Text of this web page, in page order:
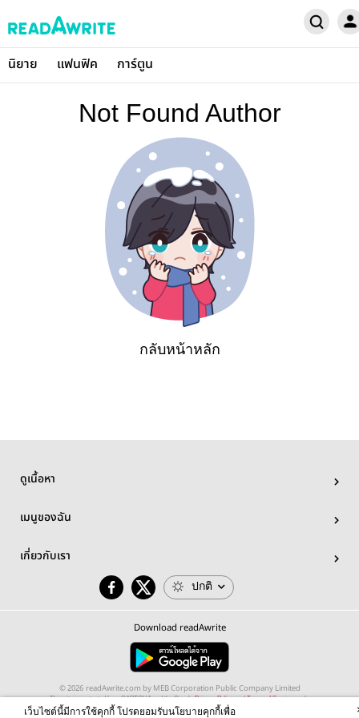
นิยาย แฟนฟิค การ์ตูน
Not Found Author
กลับหน้าหลัก
ดูเนื้อหา
เมนูของฉัน
เกี่ยวกับเรา
ปกติ
Download readAwrite
© 2026 readAwrite.com by MEB Corporation Public Company Limited
This site is protected by reCAPTCHA and the GooglePrivacy PolicyandTerms of Serviceapply.
เว็บไซต์นี้มีการใช้คุกกี้ โปรดยอมรับนโยบายคุกกี้เพื่อ